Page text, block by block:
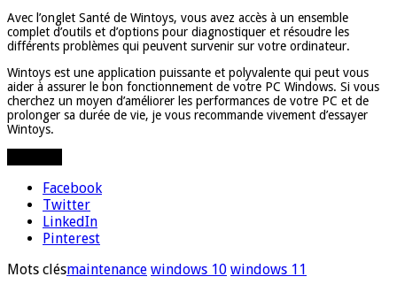
Avec l’onglet Santé de Wintoys, vous avez accès à un ensemble
complet d’outils et d’options pour diagnostiquer et résoudre les
différents problèmes qui peuvent survenir sur votre ordinateur.
Wintoys est une application puissante et polyvalente qui peut vous
aider à assurer le bon fonctionnement de votre PC Windows. Si vous
cherchez un moyen d’améliorer les performances de votre PC et de
prolonger sa durée de vie, je vous recommande vivement d’essayer
Wintoys.
Facebook
Twitter
LinkedIn
Pinterest
Mots clésmaintenance windows 10 windows 11